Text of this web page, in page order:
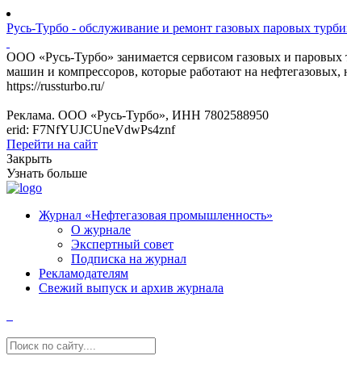
Русь-Турбо - обслуживание и ремонт газовых паровых
ООО «Русь-Турбо» занимается сервисом газовых и
машин и компрессоров, которые работают на
https://russturbo.ru/
Реклама. ООО «Русь-Турбо», ИНН 7802588950
erid: F7NfYUJCUneVdwPs4znf
Перейти на сайт
Закрыть
Узнать больше
Журнал «Нефтегазовая промышленность»
О журнале
Экспертный совет
Подписка на журнал
Рекламодателям
Свежий выпуск и архив журнала